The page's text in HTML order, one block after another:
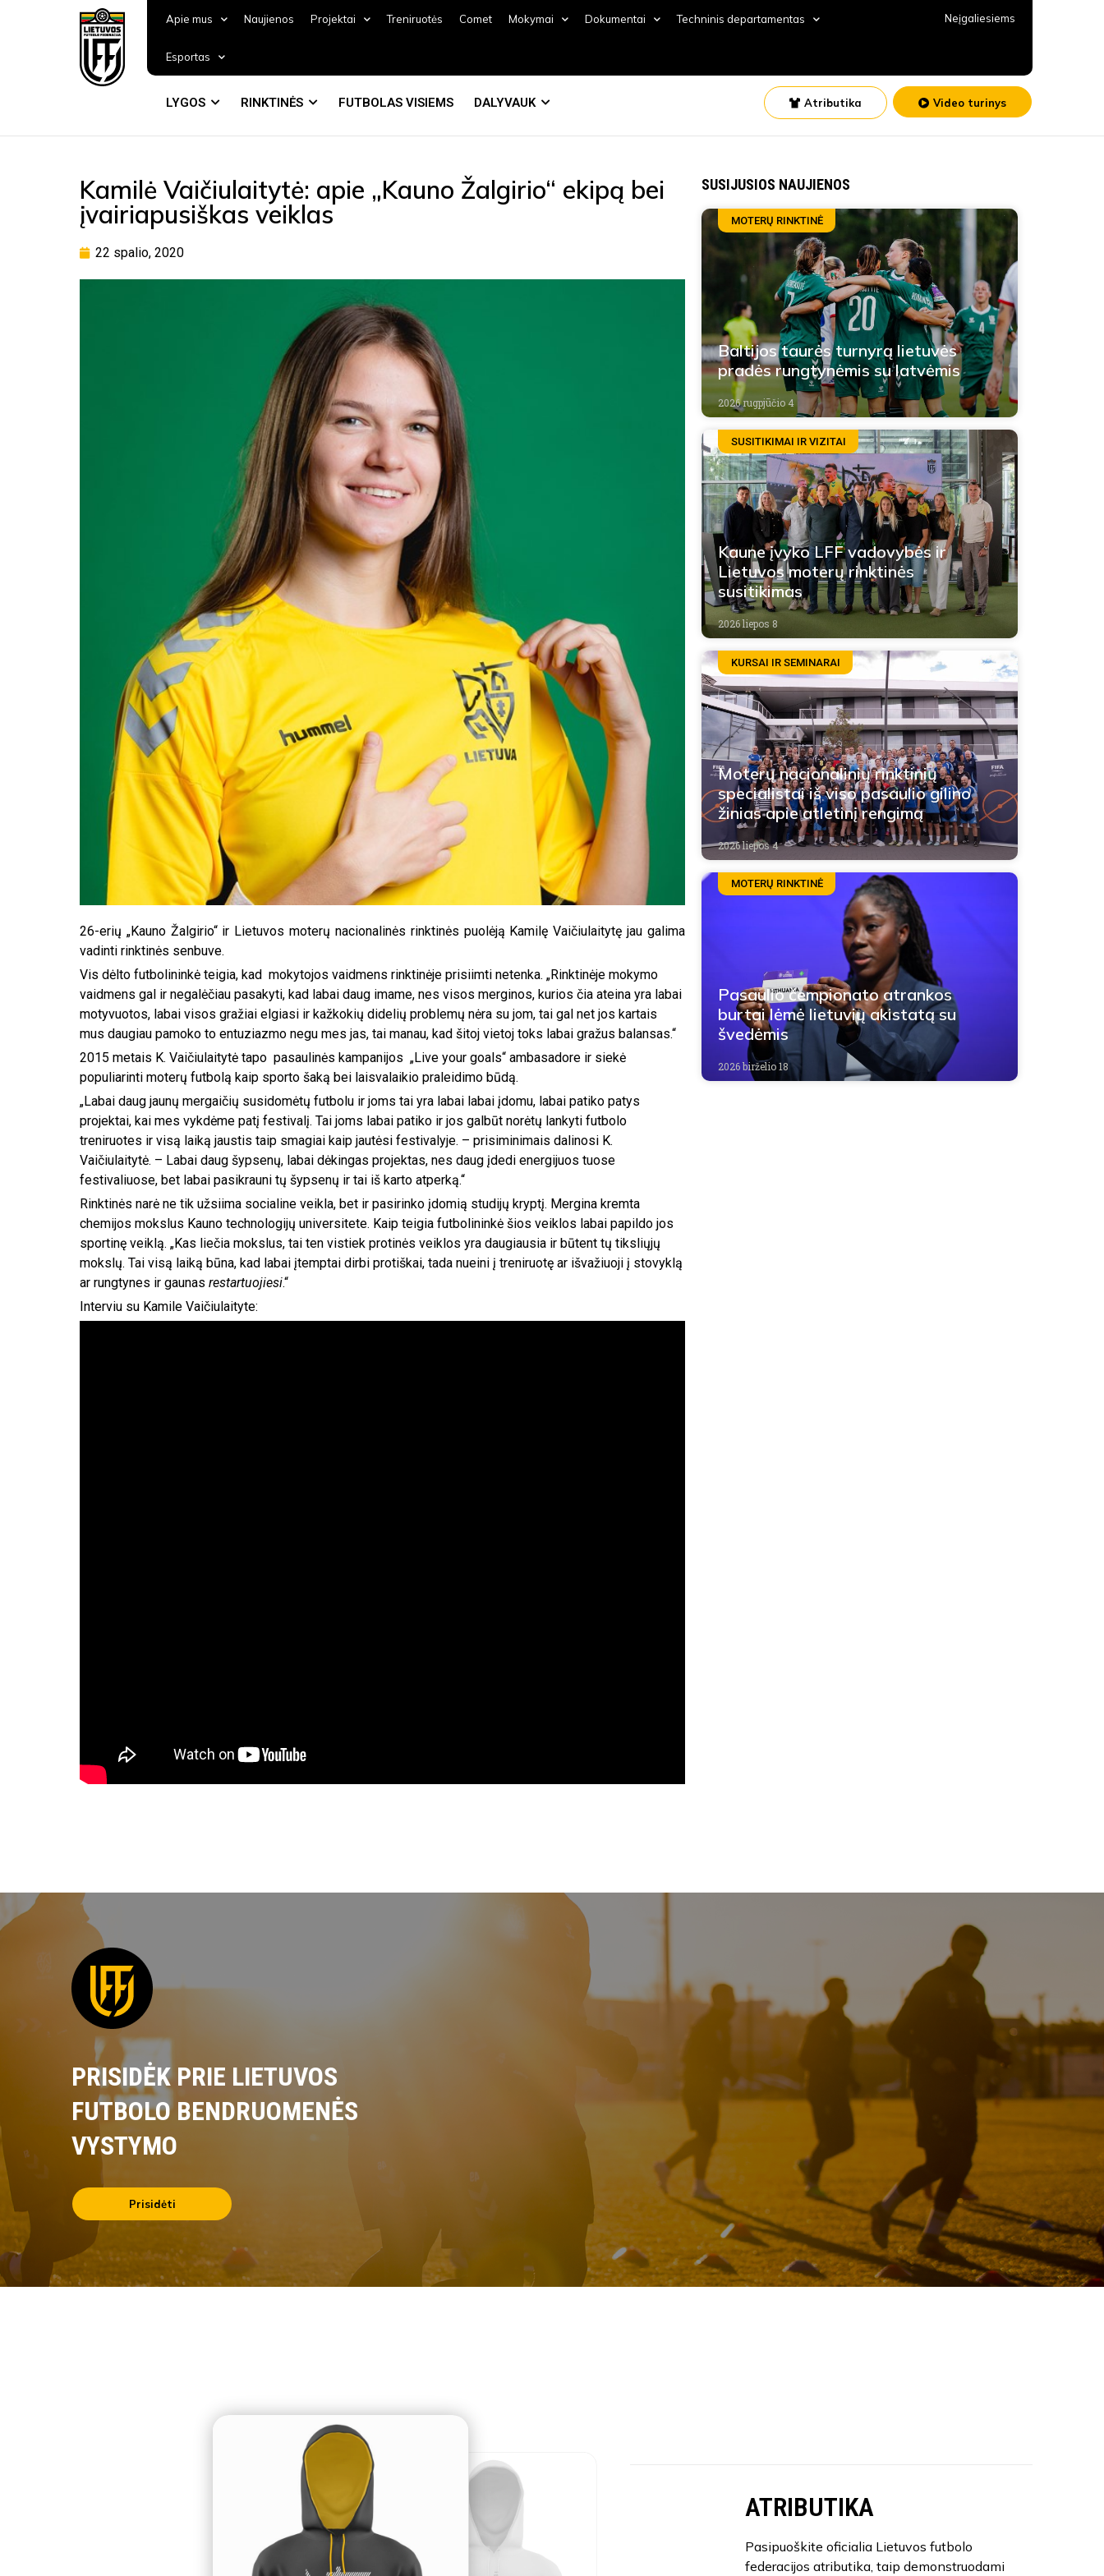
Apie mus Naujienos Projektai Treniruotės Comet Mokymai Dokumentai Techninis departamentas
Esportas
Neįgaliesiems
LYGOS RINKTINĖS FUTBOLAS VISIEMS DALYVAUK Atributika Video turinys
Kamilė Vaičiulaitytė: apie „Kauno Žalgirio“ ekipą bei
įvairiapusiškas veiklas
22 spalio, 2020
26-erių „Kauno Žalgirio“ ir Lietuvos moterų nacionalinės rinktinės puolėją Kamilę Vaičiulaitytę jau galima
vadinti rinktinės senbuve.
Vis dėlto futbolininkė teigia, kad mokytojos vaidmens rinktinėje prisiimti netenka. „Rinktinėje mokymo
vaidmens gal ir negalėčiau pasakyti, kad labai daug imame, nes visos merginos, kurios čia ateina yra labai
motyvuotos, labai visos gražiai elgiasi ir kažkokių didelių problemų nėra su jom, tai gal net jos kartais
mus daugiau pamoko to entuziazmo negu mes jas, tai manau, kad šitoj vietoj toks labai gražus balansas.“
2015 metais K. Vaičiulaitytė tapo pasaulinės kampanijos „Live your goals“ ambasadore ir siekė
populiarinti moterų futbolą kaip sporto šaką bei laisvalaikio praleidimo būdą.
„Labai daug jaunų mergaičių susidomėtų futbolu ir joms tai yra labai labai įdomu, labai patiko patys
projektai, kai mes vykdėme patį festivalį. Tai joms labai patiko ir jos galbūt norėtų lankyti futbolo
treniruotes ir visą laiką jaustis taip smagiai kaip jautėsi festivalyje. – prisiminimais dalinosi K.
Vaičiulaitytė. – Labai daug šypsenų, labai dėkingas projektas, nes daug įdedi energijuos tuose
festivaliuose, bet labai pasikrauni tų šypsenų ir tai iš karto atperką.“
Rinktinės narė ne tik užsiima socialine veikla, bet ir pasirinko įdomią studijų kryptį. Mergina kremta
chemijos mokslus Kauno technologijų universitete. Kaip teigia futbolininkė šios veiklos labai papildo jos
sportinę veiklą. „Kas liečia mokslus, tai ten vistiek protinės veiklos yra daugiausia ir būtent tų tiksliųjų
mokslų. Tai visą laiką būna, kad labai įtemptai dirbi protiškai, tada nueini į treniruotę ar išvažiuoji į stovyklą
ar rungtynes ir gaunas restartuojiesi.“
Interviu su Kamile Vaičiulaityte:
SUSIJUSIOS NAUJIENOS
MOTERŲ RINKTINĖ
Baltijos taurės turnyrą lietuvės
pradės rungtynėmis su latvėmis
2026 rugpjūčio 4
SUSITIKIMAI IR VIZITAI
Kaune įvyko LFF vadovybės ir
Lietuvos moterų rinktinės
susitikimas
2026 liepos 8
KURSAI IR SEMINARAI
Moterų nacionalinių rinktinių
specialistai iš viso pasaulio gilino
žinias apie atletinį rengimą
2026 liepos 4
MOTERŲ RINKTINĖ
Pasaulio čempionato atrankos
burtai lėmė lietuvių akistatą su
švedėmis
2026 birželio 18
PRISIDĖK PRIE LIETUVOS
FUTBOLO BENDRUOMENĖS
VYSTYMO
Prisidėti
ATRIBUTIKA
Pasipuoškite oficialia Lietuvos futbolo
federacijos atributika, taip demonstruodami